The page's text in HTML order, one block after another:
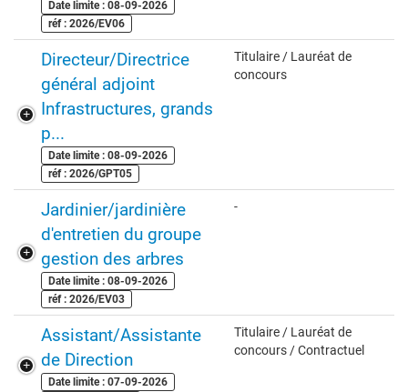
Date limite : 08-09-2026
réf : 2026/EV06
Directeur/Directrice
général adjoint
Infrastructures, grands
p...
Date limite : 08-09-2026
réf : 2026/GPT05
Titulaire / Lauréat de
concours
Jardinier/jardinière
d'entretien du groupe
gestion des arbres
Date limite : 08-09-2026
réf : 2026/EV03
-
Assistant/Assistante
de Direction
Date limite : 07-09-2026
Titulaire / Lauréat de
concours / Contractuel